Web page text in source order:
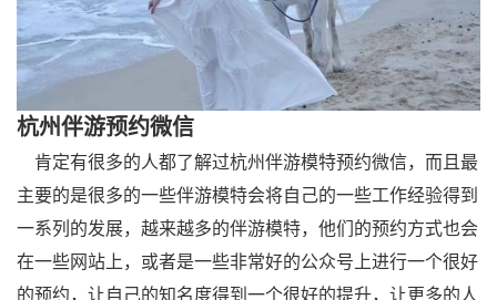
杭州伴游预约微信
肯定有很多的人都了解过杭州伴游模特预约微信，而且最
主要的是很多的一些伴游模特会将自己的一些工作经验得到
一系列的发展，越来越多的伴游模特，他们的预约方式也会
在一些网站上，或者是一些非常好的公众号上进行一个很好
的预约，让自己的知名度得到一个很好的提升，让更多的人